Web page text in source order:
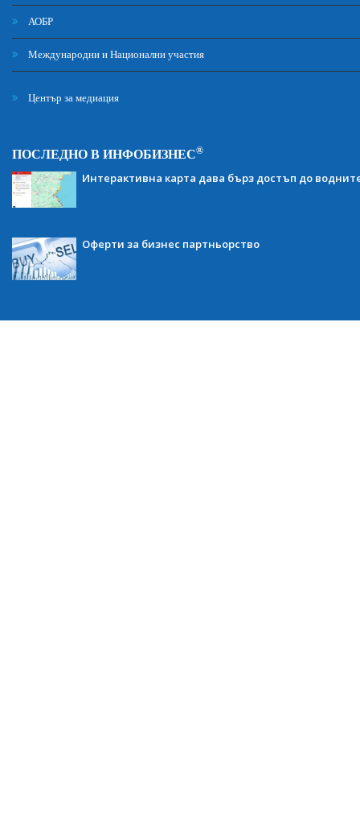
АОБР
Международни и Национални участия
Център за медиация
ПОСЛЕДНО В ИНФОБИЗНЕС®
Интерактивна карта дава бърз достъп до
Оферти за бизнес партньорство